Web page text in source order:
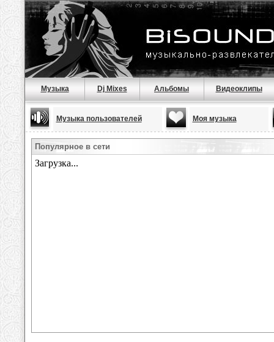
Музыка Dj Mixes Альбомы Видеоклипы
Музыка пользователей Моя музыка
Популярное в сети